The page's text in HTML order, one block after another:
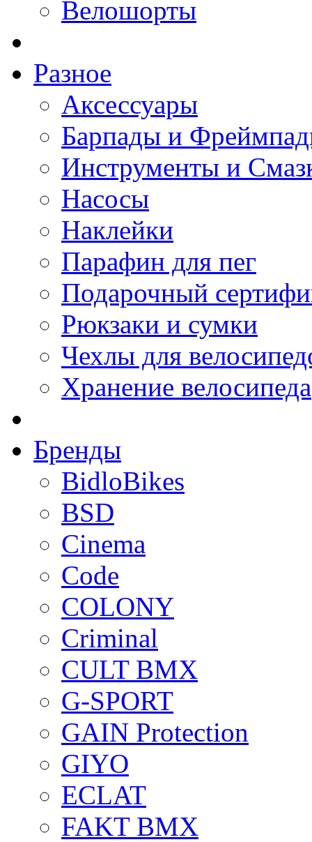
Велошорты
Разное
Аксессуары
Барпады и
Инструменты и
Насосы
Наклейки
Парафин для пег
Подарочный
Рюкзаки и сумки
Чехлы для
Хранение велосипеда
Бренды
BidloBikes
BSD
Cinema
Code
COLONY
Criminal
CULT BMX
G-SPORT
GAIN Protection
GIYO
ECLAT
FAKT BMX